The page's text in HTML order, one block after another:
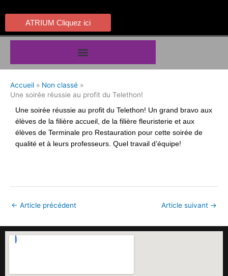
au
contenu
ATRIUM Cliquez ici
Accueil
Non classé
Une soirée réussie au profit du Telethon!
Une soirée réussie au profit du Telethon! Un grand bravo aux
élèves de la filière accueil, de la filière fleuristerie et aux
élèves de Terminale pro Restauration pour cette soirée de
qualité et à leurs professeurs. Quel travail d’équipe!
← Article précédent Article suivant →